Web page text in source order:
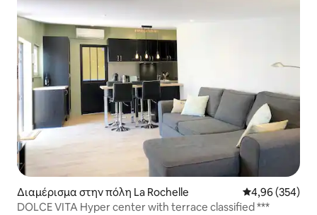
Διαμέρισμα στην πόλη La Rochelle Μέση
4,96 (354)
DOLCE VITA Hyper center with terrace classified ***